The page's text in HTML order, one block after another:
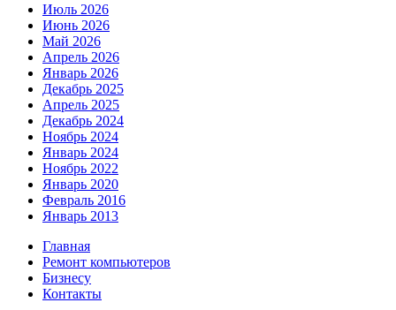
Июль 2026
Июнь 2026
Май 2026
Апрель 2026
Январь 2026
Декабрь 2025
Апрель 2025
Декабрь 2024
Ноябрь 2024
Январь 2024
Ноябрь 2022
Январь 2020
Февраль 2016
Январь 2013
Главная
Ремонт компьютеров
Бизнесу
Контакты